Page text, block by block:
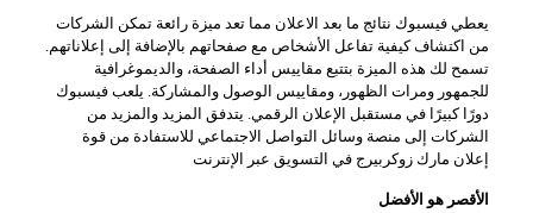
يعطي فيسبوك نتائج ما بعد الاعلان مما تعد ميزة رائعة تمكن الشركات
من اكتشاف كيفية تفاعل الأشخاص مع صفحاتهم بالإضافة إلى إعلاناتهم.
تسمح لك هذه الميزة بتتبع مقاييس أداء الصفحة، والديموغرافية
للجمهور ومرات الظهور، ومقاييس الوصول والمشاركة. يلعب فيسبوك
دورًا كبيرًا في مستقبل الإعلان الرقمي. يتدفق المزيد والمزيد من
الشركات إلى منصة وسائل التواصل الاجتماعي للاستفادة من قوة
إعلان مارك زوكربيرج في التسويق عبر الإنترنت
الأقصر هو الأفضل